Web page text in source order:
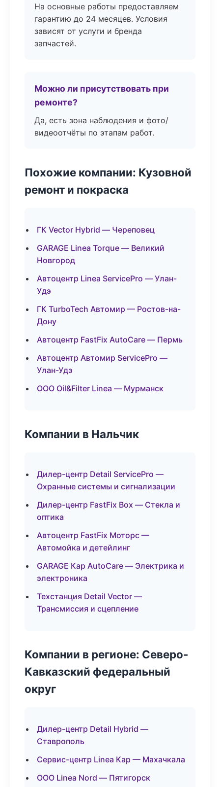
На основные работы предоставляем
гарантию до 24 месяцев. Условия
зависят от услуги и бренда
запчастей.
Можно ли присутствовать при
ремонте?
Да, есть зона наблюдения и фото/
видеоотчёты по этапам работ.
Похожие компании: Кузовной
ремонт и покраска
ГК Vector Hybrid — Череповец
GARAGE Linea Torque — Великий
Новгород
Автоцентр Linea ServicePro — Улан-
Удэ
ГК TurboTech Автомир — Ростов-на-
Дону
Автоцентр FastFix AutoCare — Пермь
Автоцентр Автомир ServicePro —
Улан-Удэ
ООО Oil&Filter Linea — Мурманск
Компании в Нальчик
Дилер-центр Detail ServicePro —
Охранные системы и сигнализации
Дилер-центр FastFix Box — Стекла и
оптика
Автоцентр FastFix Моторс —
Автомойка и детейлинг
GARAGE Кар AutoCare — Электрика и
электроника
Техстанция Detail Vector —
Трансмиссия и сцепление
Компании в регионе: Северо-
Кавказский федеральный
округ
Дилер-центр Detail Hybrid —
Ставрополь
Сервис-центр Linea Кар — Махачкала
ООО Linea Nord — Пятигорск